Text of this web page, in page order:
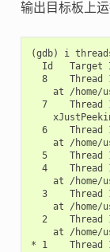
输出目标板上
(gdb) i
Id   Target
8    Thread
at /home/
7    Thread
6    Thread
at /home/
5    Thread
4    Thread
at /home/
3    Thread
at /home/
2    Thread
at /home/
* 1    Thread